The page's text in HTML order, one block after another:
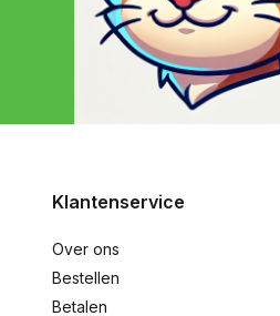
Klantenservice
Over ons
Bestellen
Betalen